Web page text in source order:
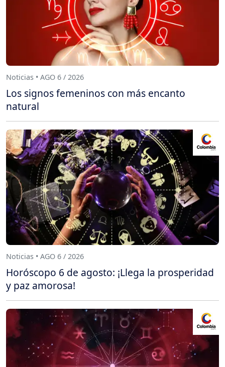
Noticias • AGO 6 / 2026
Los signos femeninos con más encanto
natural
Noticias • AGO 6 / 2026
Horóscopo 6 de agosto: ¡Llega la prosperidad
y paz amorosa!